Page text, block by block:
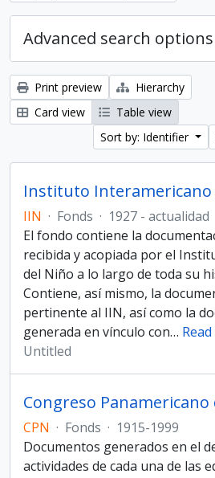
Advanced search options
Print preview
Hierarchy
Card view
Table view
Sort by: Identifier
IIN · Fonds · 1927 - actualidad
El fondo contiene la
recibida y acopiada por el
del Niño a lo largo de toda su
Contiene, así mismo, la
pertinente al IIN, así como la
generada en vínculo con…
Untitled
CPN · Fonds · 1915-1999
Documentos generados en el
actividades de cada una de las